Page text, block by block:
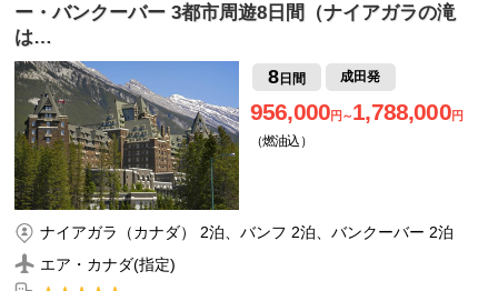
ー・バンクーバー 3都市周遊8日間（ナイアガラの滝
は…
8日間 成田発
956,000円～1,788,000円
（燃油込）
ナイアガラ（カナダ） 2泊、バンフ 2泊、バンクーバー 2泊
エア・カナダ(指定)